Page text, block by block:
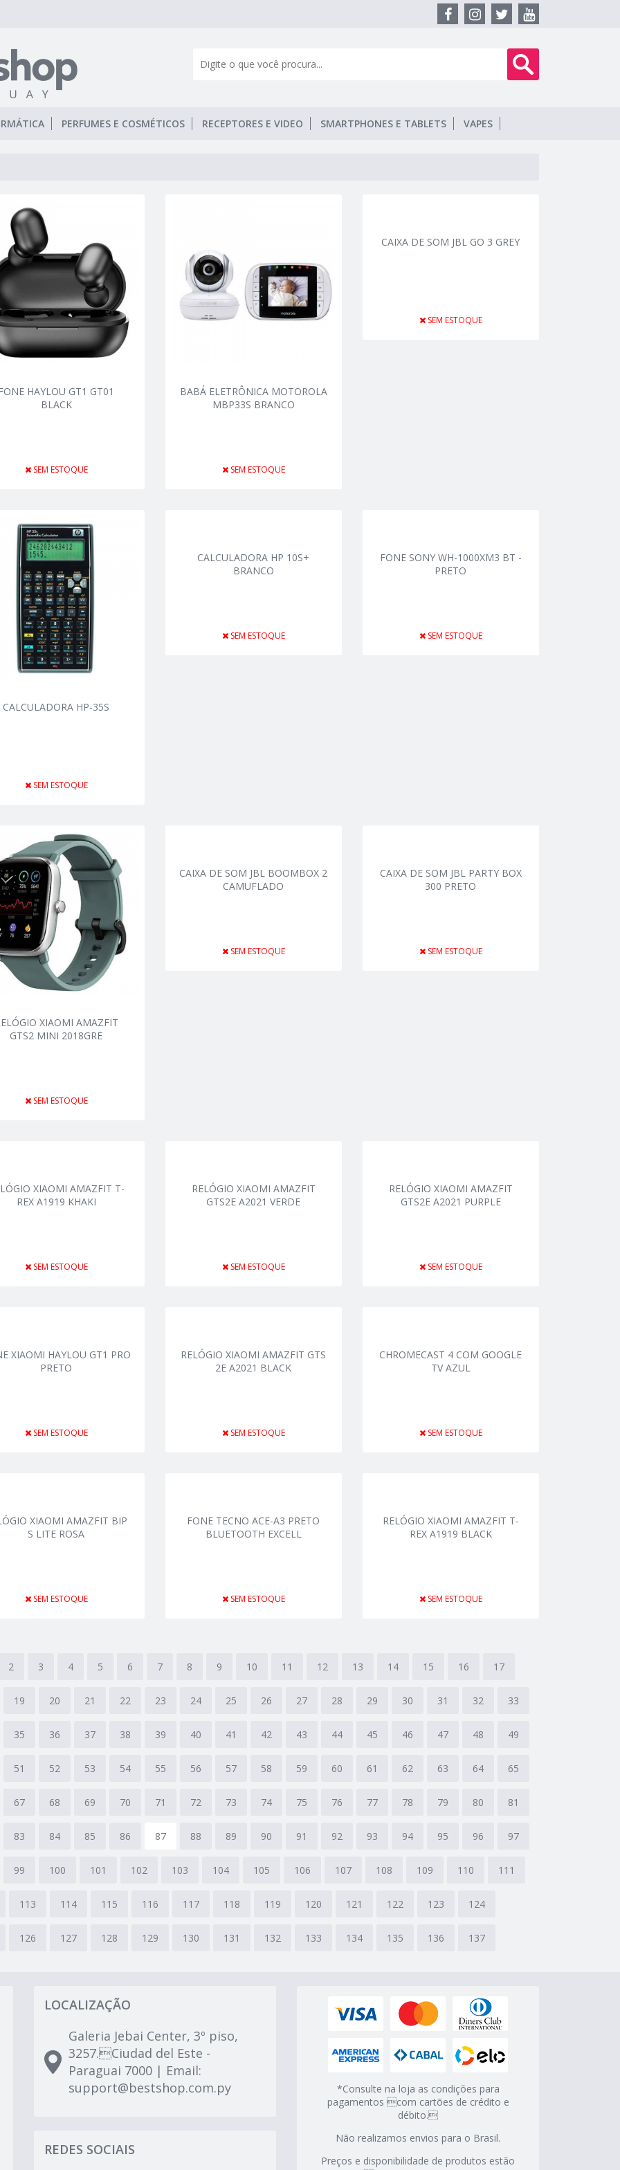
PERFUMES E COSMÉTICOS RECEPTORES E VIDEO SMARTPHONES E TABLETS VAPES
HAYLOU GT1 GT01
BLACK
SEM ESTOQUE
BABÁ ELETRÔNICA MOTOROLA
MBP33S BRANCO
SEM ESTOQUE
CAIXA DE SOM JBL GO 3 GREY
SEM ESTOQUE
CALCULADORA HP-35S
SEM ESTOQUE
CALCULADORA HP 10S+
BRANCO
SEM ESTOQUE
FONE SONY WH-1000XM3 BT -
PRETO
SEM ESTOQUE
XIAOMI AMAZFIT
GTS2 MINI 2018GRE
SEM ESTOQUE
CAIXA DE SOM JBL BOOMBOX 2
CAMUFLADO
SEM ESTOQUE
CAIXA DE SOM JBL PARTY BOX
300 PRETO
SEM ESTOQUE
XIAOMI AMAZFIT T-
REX A1919 KHAKI
SEM ESTOQUE
RELÓGIO XIAOMI AMAZFIT
GTS2E A2021 VERDE
SEM ESTOQUE
RELÓGIO XIAOMI AMAZFIT
GTS2E A2021 PURPLE
SEM ESTOQUE
XIAOMI HAYLOU GT1 PRO
PRETO
SEM ESTOQUE
RELÓGIO XIAOMI AMAZFIT GTS
2E A2021 BLACK
SEM ESTOQUE
CHROMECAST 4 COM GOOGLE
TV AZUL
SEM ESTOQUE
XIAOMI AMAZFIT BIP
S LITE ROSA
SEM ESTOQUE
FONE TECNO ACE-A3 PRETO
BLUETOOTH EXCELL
SEM ESTOQUE
RELÓGIO XIAOMI AMAZFIT T-
REX A1919 BLACK
SEM ESTOQUE
2 3 4 5 6 7 8 9 10 11 12 13 14 15 16 17
19 20 21 22 23 24 25 26 27 28 29 30 31 32 33
35 36 37 38 39 40 41 42 43 44 45 46 47 48 49
51 52 53 54 55 56 57 58 59 60 61 62 63 64 65
67 68 69 70 71 72 73 74 75 76 77 78 79 80 81
83 84 85 86 87 88 89 90 91 92 93 94 95 96 97
99 100 101 102 103 104 105 106 107 108 109 110 111
113 114 115 116 117 118 119 120 121 122 123 124
126 127 128 129 130 131 132 133 134 135 136 137
LOCALIZAÇÃO
Galeria Jebai Center, 3º piso,
3257.Ciudad del Este -
Paraguai 7000 | Email:
support@bestshop.com.py
REDES SOCIAIS
*Consulte na loja as condições para
pagamentos com cartões de crédito e
débito.
Não realizamos envios para o Brasil.
Preços e disponibilidade de produtos estão